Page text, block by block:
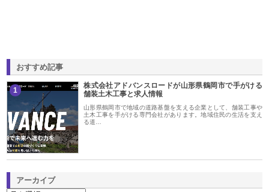
おすすめ記事
1
株式会社アドバンスロードが山形県鶴岡市で手がける
舗装土木工事と求人情報
山形県鶴岡市で地域の道路基盤を支える企業として、舗装工事や
土木工事を手がける専門会社があります。地域住民の生活を支え
る道…
アーカイブ